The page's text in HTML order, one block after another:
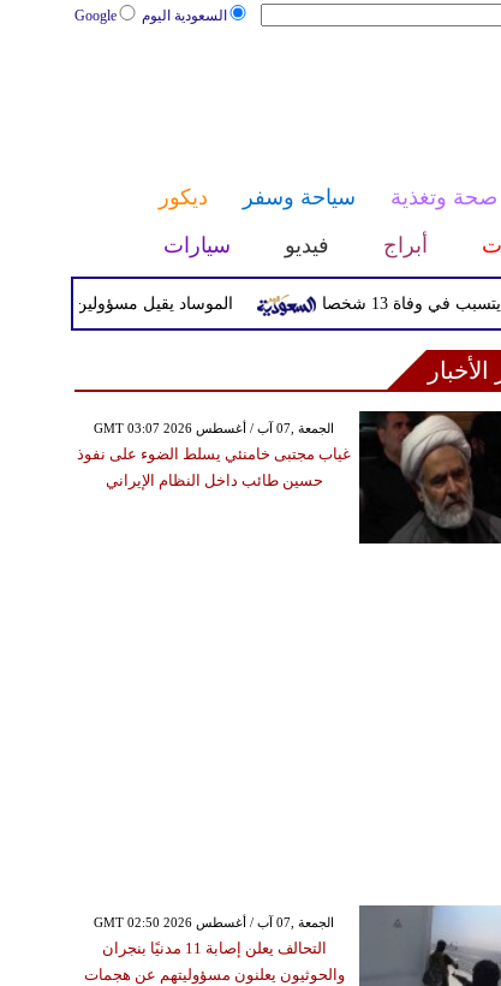
السعودية اليوم Google
صحة وتغذية سياحة وسفر
ديكور
أبراج فيديو سيارات
الموساد يقيل مسؤولين بارزين بعد تعثر 13 شخصا
الأخبار
GMT 03:07 2026 الجمعة ,07 آب / أغسطس
غياب مجتبى خامنئي يسلط الضوء على نفوذ
حسين طائب داخل النظام الإيراني
GMT 02:50 2026 الجمعة ,07 آب / أغسطس
التحالف يعلن إصابة 11 مدنيًا بنجران
والحوثيون يعلنون مسؤوليتهم عن هجمات